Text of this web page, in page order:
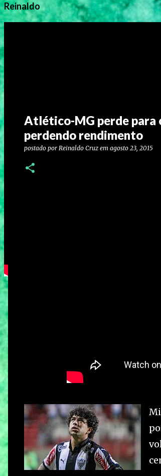
Reinaldo
Atlético-MG perde para
perdendo rendimento
postado por Reinaldo Cruz em agosto 23, 2015